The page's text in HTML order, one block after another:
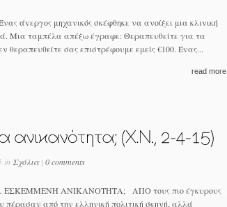
άνεργος μηχανικός σκέφθηκε να ανοίξει μια κλινική
Μια ταμπέλα απέξω έγραφε: Θεραπευθείτε για τα
θεραπευθείτε σας επιστρέφουμε εμείς €100. Ένας...
read more
in Σχόλια| 0 comments
ΑΝΙΚΑΝΟΤΗΤΑ; ΑΠΟ τους πιο έγκυρους
πέρασαν από την ελληνική πολιτική σκηνή, αλλά